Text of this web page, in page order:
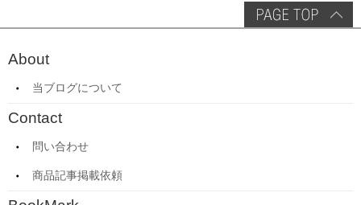
About
当ブログについて
Contact
問い合わせ
商品記事掲載依頼